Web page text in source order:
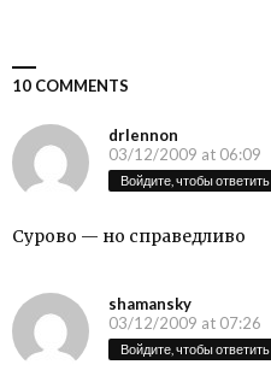
10 COMMENTS
drlennon
03/12/2009 at 06:09
Войдите, чтобы ответить
Сурово — но справедливо
shamansky
03/12/2009 at 07:26
Войдите, чтобы ответить